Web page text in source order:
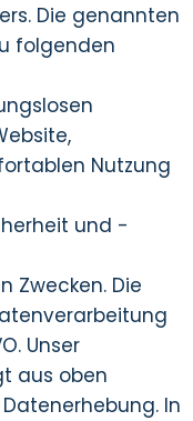
Die genannten
folgenden
Nutzung
und -
Zwecken. Die
Unser
aus oben
In